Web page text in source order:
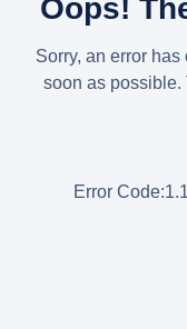
Oops!
Sorry, an error
soon as possible.
Error